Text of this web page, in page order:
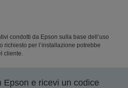
condotti da Epson sulla base dell’uso
richiesto per l’installazione potrebbe
cliente.
Epson e ricevi un codice